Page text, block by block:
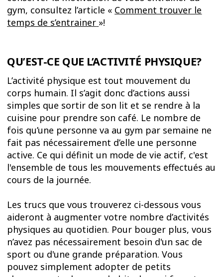
gym, consultez l’article « Comment trouver le
temps de s’entrainer »!
QU’EST-CE QUE L’ACTIVITÉ PHYSIQUE?
L’activité physique est tout mouvement du
corps humain. Il s’agit donc d’actions aussi
simples que sortir de son lit et se rendre à la
cuisine pour prendre son café. Le nombre de
fois qu’une personne va au gym par semaine ne
fait pas nécessairement d’elle une personne
active. Ce qui définit un mode de vie actif, c'est
l'ensemble de tous les mouvements effectués au
cours de la journée.
Les trucs que vous trouverez ci-dessous vous
aideront à augmenter votre nombre d’activités
physiques au quotidien. Pour bouger plus, vous
n’avez pas nécessairement besoin d'un sac de
sport ou d'une grande préparation. Vous
pouvez simplement adopter de petits